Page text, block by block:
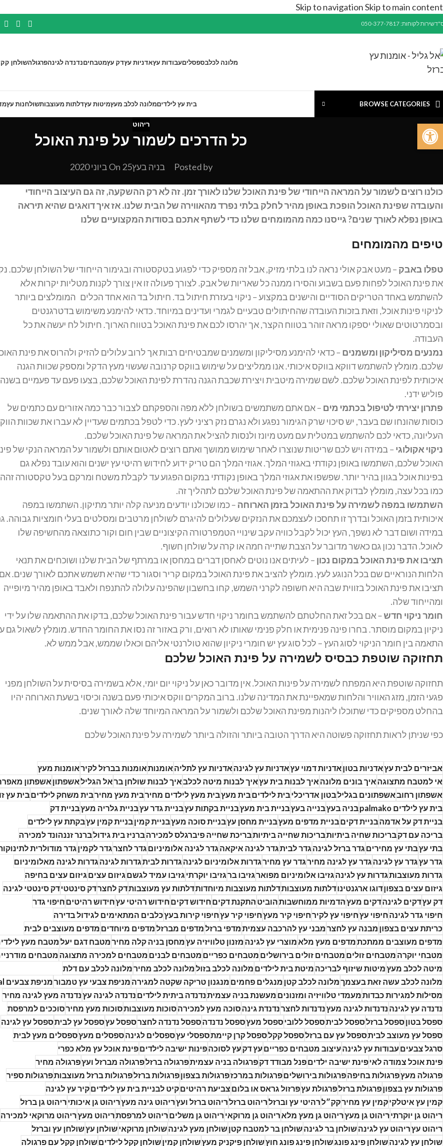
Skip to navigationSkip to main content
שירות לקוחות: 050-377-7817
מלונה לכלבספסליםעבודות עץאדניות עץדק עץמטבחיםנדנדה לגינהפרגולהשולחן
BROWSE CATEGORIES בית עץ לילדיםמלונה לכלב מעץמיטות עץדלתות מעוצבותשולחנות עץ
ריהוט
כל הדרכים לשמור על פינת האוכל
Posted by בניה בעץOn 25 ביוני 2020
כולנו רוצים לשמור על המראה הייחודי של פינת האוכל שלנו לאורך זמן. זה לא רק ההשקעה, זה גם העיצוב הייחודי
והעובדה שפינת האוכל הופכת באופן מהיר לחלק בלתי נפרד מהאווירה של הבית שלנו. אז איך דואגים שהיא תיראה
באופן נפלא לאורך שנים? גייסנו כמה מהמומחים שלנו כדי לשתף אתכם בסודות המקצועיים שלנו
טיפים מהמומחים
טפלו באבק – מעט אבק אולי נראה לנו בלתי מזיק, אבל זה מספיק כדי לפגוע בטקסטורה ובגימור הייחודי של השולחן שלכם.
את פינת האוכל לפחות פעם בשבוע והסירו ממנה כל שאריות של אבק. לצורך פעולה זו אין צורך לקנות מטליות יקרות אלא
להשתמש באחד הטריקים הסודיים והישנים במקצוע – ניקוי בעזרת חיתול בד. חיתול בד הוא אחד הכלים המומלצים ביותר
לניקוי פינות אוכל, וזאת בזכות העובדה שהחיתולים טבעיים לגמרי ועדינים במיוחד. כדאי להימנע משימוש בדטרגנטים
ובסמרטוטים שאולי יספקו מראה זוהר בטווח הקצר, אך יהרסו לכם את פינת האוכל בטווח הארוך. חיתול לח יעשה את כל
העבודה.
נמנעים מסיליקון ומשמנים – כדאי להימנע מסיליקון ומשמנים שמבטיחים רבות אך לרוב עלולים להזיק ולהרוס את פינת
שלכם. מומלץ להשתמש דווקא בווקס איכותי. אנו ממליצים על שימוש בווקס קרנובה שעשוי מעץ הדקל ומספק שכוות הגנה
איכותית לפינת האוכל שלכם. לשם שמירה מיטבית ויצירת שכבת הגנה נהדרת לפינת האוכל שלכם, בצעו פעם עד פעמיים בשנה
פוליש ידני.
פתרון יצירתי לטיפול בכתמי מים – אם אתם משתמשים בשולחן ללא מפה והספקתם לצבור כבר כמה אזורים עם כתמים של
כוסות שהונחו שם בעבר, יש סיכוי שרק הגימור נפגע ולא נגרם נזק רציני לעץ. כדי לטפל בכתמים שעדיין לא עברו את שכוות
העליונה, כדאי לכם להשתמש במטלית עם מעט מיונז ולנסות להציל את המראה של פינת האוכל שלכם.
ניקוי אקולוגי – במידה ויש לכם שריטות שנוצרו לאחר שימוש ממושך ואתם רוצים לאטום אותם ולשמור על המראה הנקי של
האוכל שלכם, השתמשו באופן נקודתי באגוזי המלך. אגוזי המלך הם טריק ידוע לחידוש רהיטי עץ ישנים והוא עובד נפלא גם
בפינות אוכל בגוון בהיר יותר. שפשפו את אגוזי המלך באופן נקודתי במקום הפגוע עד לקבלת משטח ומרקם בעל טקסטורה
כמו בכל עצה, מומלץ לבדוק את ההתאמה של פינת האוכל שלכם לתהליך זה.
השתמשו במפה לשמירה על פינת האוכל בזמן הארוחה – כמו שכולנו יודעים מניעה קלה יותר מתיקון. השתמשו במפה
איכותית בזמן האוכל ובדרך זו תחסכו לעצמכם את הנזקים שעלולים להיגרם לשולחן מרטבים ומסלטים בעלי חומציות גבוהה.
במידה ושום דבר לא נשפך, העץ יכול לקבל כוויה עקב שינויי הטמפרטורה הקיצוניים שבין חום וקור כתוצאה מהחשיפה שלו
לאוכל. הדבר נכון גם כאשר מדובר על הצבת שתייה חמה או קרה על שולחן חשוף.
תציבו את פינת האוכל במקום נכון – לעיתים אנו נוטים לאחסן דברים במחסן או במרתף של הבית שלנו ושוכחים את תנאי
הלחות הנוראיים שם בכל הנוגע לעץ. מומלץ להציב את פינת האוכל במקום קריר וסגור כדי שהיא תשמש אתכם לאורך שנים.
תציבו את פינת האוכל בזווית שבה היא חשופה לקרני השמש, קחו בחשבון שהפינה עלולה להתנפח ולאבד באופן מהיר מיופייה
ומהייחוד שלה.
חומר ניקוי חדש– אם בכל זאת החלטתם להשתמש בחומר ניקוי חדש עבור פינת האוכל שלכם, בדקו את ההתאמה שלו על ידי
ניקיון במקום מוסתר. בחרו פינה פנימית או חלק פנימי שאותו לא רואים, ורק באזור זה נסו את החומר החדש. מומלץ לשאול גם
התאמה בין חומר הניקוי לסוג העץ – לכל סוג עץ יש חומרי ניקיון שהוא טולרנטי אליהם וכאלו שממש, אבל ממש לא.
תחזוקה שוטפת כבסיס לשמירה על פינת האוכל שלכם
תחזוקה שוטפת היא המפתח לשמירה על פינות האוכל. אין מדובר כאן על ניקוי יום יומי, אלא בשמירה בסיסית על השולחן מפני
פגעי הזמן, מזג האוויר והלחות שמאפיינת את המדינה שלנו. ברוב המקרים ווקס איכותי פעם בשנה וכיסוי בשעת הארוחה יהיו
בהחלט מספיקים כדי שתוכלו ליהנות מפינת האוכל שלכם ולשמור על המראה המיוחד שלה לאורך שנים.
כפי שניתן לראות תחזוקה פשוטה היא הדרך הטובה ביותר והזולה ביותר לשמירה על פינת האוכל שלכם
אביזרים לבית עץאדניות בטוןאדניות דמוי עץאדניות עץ לגינהאדניות עץ לתליהאומנותאומנות בברזל לקיראומנות מעץ
אי למטבח מתצוגהאיך בונים מלונהאיך לבנות בית עץאיך לבנות מיטה לכלבאיך לבנות שולחן בראל הגלילאשפתוןאשפתון
אשפתון רחובאשפתונים בגלילבטון אדריכליבית לילדיםבית מעץבית מעץ לילדים מחירבית מעץ מחירבית משחק לילדיםבית עץ
בית עץ לילדים palmako
בניה בעץבנייה בעץבניית בית מעץבניית בקתות עץבניית גדר עץבניית גלריה מעץבניית דק
בניית דק על אדמהבניית דקיםבניית מדפים מעץבניית מחסן עץבניית סוכה מעץבניית קמיןבניית קמין עץבקתת עץ לילדים
בריכה עם דקבריכות שחיה ביתיותבריכות שחייה ביתיותבריכת שחייה פיברגלס למכירהברניז בית גידולברנר זננהונד למכירה
בתי עץבתי עץ מחיריםגדר ברזל לגינהגדר לביתגדר לגינה איקאהגדר לגינה אלומיניוםגדר לחצרגדר לקמיןגדר מודולרית
גדר עץגדר עץ לגינהגדר עץ לגינה מחירגדר עץ מחירגדרות אלומיניום לגינהגדרות לביתגדרות לגינהגדרות לגינה מאלומיניום
גדרות מעוצבותגדרות עץ לגינהגזיבו אלומיניום מפוארגזיבו ברגזיבו יוקרתיגזיבו עמיד לגשםגיזום עציםגיזום עצים בחיפה
גיזום עצים בצפוןדוגו ארגנטינודלתות מעוצבותדלתות מעוצבות מיוחדותדלתות עץ מעוצבותדק לחצרדק סינטטידק סינטטי לגינה
דק עץדקים לגינהדקים מעץהדמיות ממוחשבותהוביטהתקנת דקיםחידוש דקיםחידוש רהיטי עץחידוש רהיטיםחיפוי גדר
חיפוי גדר לגינהחיפוי עץחיפוי עץ לקירחיפוי קיר מעץחיפוי קיר עץחיפוי קירות בעץכלבים המתאימים לגידול בדירה
כריתת עצים בצפוןמבנה עץ לחצרמבני עץ להרכבה עצמיתמדפי ברזלמדפים מברזלמדפים מיוחדיםמדפים מעוצבים לבית
מדפים מעוצבים ממתכתמדפים מעץ מלאמוצרי עץ לגינהמזנון טלוויזיה עץמחסן בניה קלה מחירמטבח דגם יעלמטבח מעץ
מטבחי יוקרהמטבחים זוליםמטבחים זולים בירושליםמטבחים כפרייםמטבחים לבניםמטבחים למכירה מתצוגהמטבחים
מיטה לכלב מעץמיטות שיזוף לבריכהמיטת בית לילדיםמלונה לכלב בזולמלונה לכלב מחירמלונה לכלב עם דלת
מלונה לכלב עשה זאת בעצמךמלונה לכלב קטןמנגלים פחמיםמנגנון טריקה שקטה למגירהמניפת צבעי עץ טמבורמניפת צבעים ral
מסילות למגירות כבדותמעמדי טלוויזיה ומזנוניםמעשנת בניה עצמיתנדנדה ביתית לילדיםנדנדה לגינה עץנדנדה מעץ לגינה מחיר
נדנדה עץ לגינהנדנדות לגינה מעץנדנדות לחצרנדנדת גינהסוכה מעץ למכירהסוכות מעוצבותסוכות מעץ מחירסוככים למרפסת
ספסל בטוןספסל ברזלספסל לביתספסל ללוביספסל מעץספסל נדנדהספסל נדנדה לחצרספסל עץספסל עץ לביתספסל עץ לגינה
ספסל עץ מעוצב לביתספסל עץ עם ברזלספסל קקלספסל קרן קיימתספסלי עץספסלים לגינהספסלים מעץספסלים מעץ לבית
סרגל צבעיםעבודות עץ לגינהעיצוב מטבחים כפרייםעץ דקעץ לסוכהפינות ישיבה לילדיםפינת אוכל עץ מלא כפרי
פינת אוכל צמודה לאיפינת ישיבה ילדיםפנל מבודד דקפרגולה בניה עצמיתפרגולה ברזלפרגולה מברזל ועץפרגולה מחיר
פרגולה מעץפרגולות בחיפהפרגולות בירושליםפרגולות במרכזפרגולות בצפוןפרגולות ברזלפרגולות ברזל מעוצבותפרגולות ספיר
פרגולות עץ בצפוןפרגולת ברזלפרגולת עץפרזול גראס או בלוםצביעת רהיטיםקיט לבניית בית עץ לילדיםקיר עץ לגינה
קמין עץ איטלקיקמין עץ מחירקק״לרהיטי עץ וברזלריהוט ברזלריהוט ברזל ועץריהוט גינה מעץריהוט גן איכותיריהוט גן ברזל
ריהוט גן יוקרתיריהוט גן מעץריהוט גן מעץ מלאריהוט גן מרוקאיריהוט גן משליםריהוט למרפסתריהוט מעץריהוט מרוקאי למכירה
ריהוט עץריהוט עץ לגינהשולחן בר לגינהשולחן בר למטבח קטןשולחן מעץ לגינהשולחן מרוקאישולחן עץשולחן עץ וברזל
שולחן עץ לגינהשולחן פינג פונגשולחן פינג פונג חוץשולחן פיקניק מעץשולחן קמיןשולחן קקל לילדיםשולחן קקל עם פרגולה
פתח סרגל נגישות